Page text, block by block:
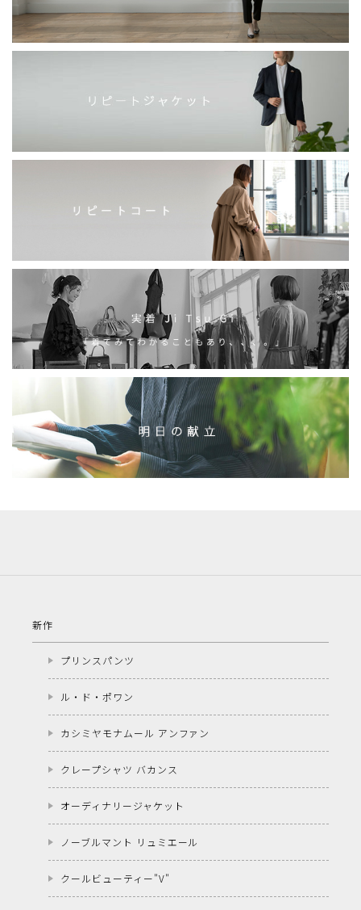
新作
プリンスパンツ
ル・ド・ポワン
カシミヤモナムール アンファン
クレープシャツ バカンス
オーディナリージャケット
ノーブルマント リュミエール
クールビューティー"V"